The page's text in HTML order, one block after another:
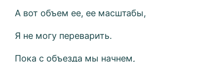
А вот объем ее, ее масштабы,
Я не могу переварить.
Пока с объезда мы начнем,